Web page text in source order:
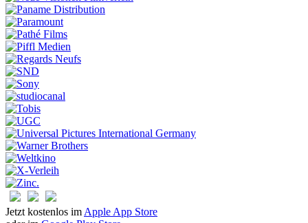
Jetzt kostenlos im Apple App Store